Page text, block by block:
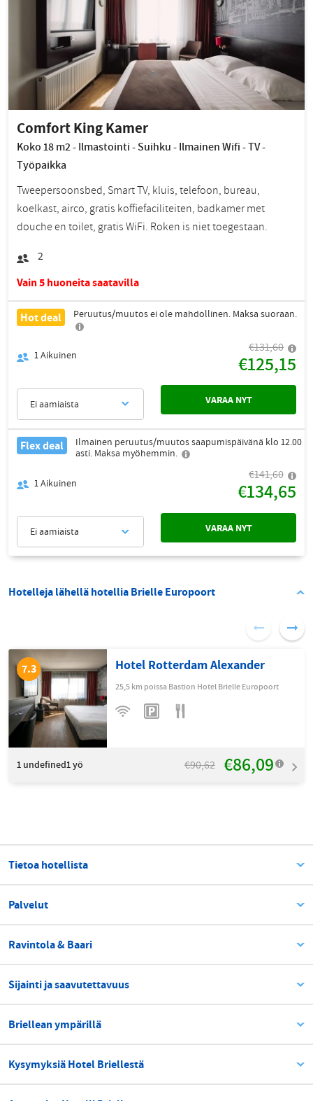
Comfort King Kamer
Koko 18 m2 - Ilmastointi - Suihku - Ilmainen Wifi - TV -
Työpaikka
Tweepersoonsbed, Smart TV, kluis, telefoon, bureau,
koelkast, airco, gratis koffiefaciliteiten, badkamer met
douche en toilet, gratis WiFi. Roken is niet toegestaan.
2
Vain 5 huoneita saatavilla
Hot deal Peruutus/muutos ei ole mahdollinen. Maksa suoraan.
1Aikuinen
€131,60
€125,15
Ei aamiaista VARAA NYT
Flex deal
Ilmainen peruutus/muutos saapumispäivänä klo 12.00
asti. Maksa myöhemmin.
1Aikuinen
€141,60
€134,65
Ei aamiaista VARAA NYT
Hotelleja lähellä hotellia Brielle Europoort
7.3 Hotel Rotterdam Alexander
25,5 km poissa Bastion Hotel Brielle Europoort
1 undefined1 yö €90,62 €86,09
Tietoa hotellista
Palvelut
Ravintola & Baari
Sijainti ja saavutettavuus
Briellean ympärillä
Kysymyksiä Hotel Briellestä